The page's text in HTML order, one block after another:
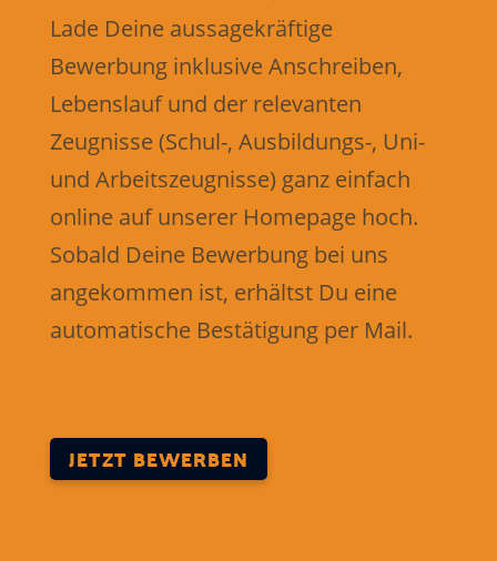
Lade Deine aussagekräftige
Bewerbung inklusive Anschreiben,
Lebenslauf und der relevanten
Zeugnisse (Schul-, Ausbildungs-, Uni-
und Arbeitszeugnisse) ganz einfach
online auf unserer Homepage hoch.
Sobald Deine Bewerbung ​bei uns
angekommen ist, erhältst Du eine
automatische Bestätigung per Mail.
JETZT BEWERBEN